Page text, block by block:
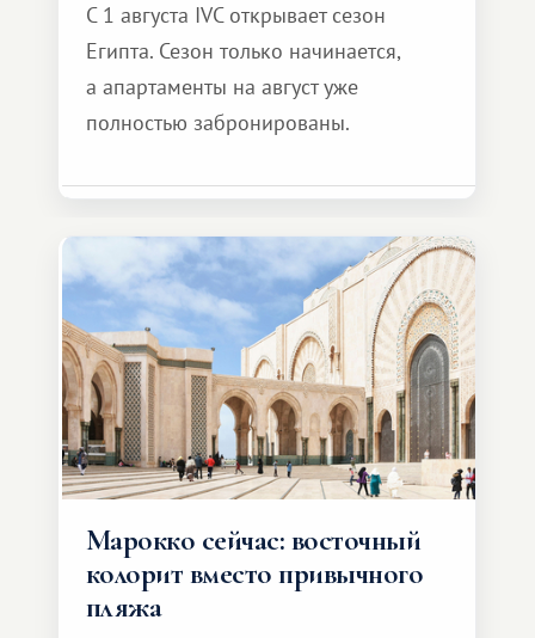
С 1 августа IVC открывает сезон
Египта. Сезон только начинается,
а апартаменты на август уже
полностью забронированы.
Марокко сейчас: восточный
колорит вместо привычного
пляжа